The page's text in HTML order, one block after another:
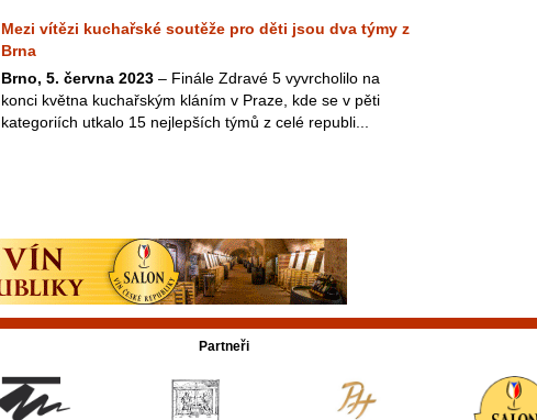
Mezi vítězi kuchařské soutěže pro děti jsou dva týmy z
Brna
Brno, 5. června 2023 – Finále Zdravé 5 vyvrcholilo na
konci května kuchařským kláním v Praze, kde se v pěti
kategoriích utkalo 15 nejlepších týmů z celé republi...
Partneři